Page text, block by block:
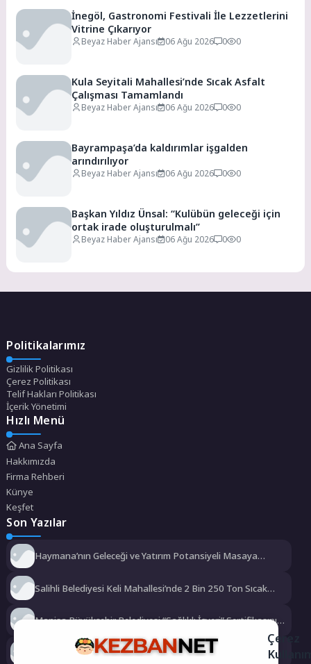
İnegöl, Gastronomi Festivali İle Lezzetlerini
Vitrine Çıkarıyor
Beyaz Haber Ajansı 06 Ağu 2026 0 0
Kula Seyitali Mahallesi’nde Sıcak Asfalt
Çalışması Tamamlandı
Beyaz Haber Ajansı 06 Ağu 2026 0 0
Bayrampaşa’da kaldırımlar işgalden
arındırılıyor
Beyaz Haber Ajansı 06 Ağu 2026 0 0
Başkan Yıldız Ünsal: “Kulübün geleceği için
ortak irade oluşturulmalı”
Beyaz Haber Ajansı 06 Ağu 2026 0 0
Politikalarımız
Gizlilik Politikası
Çerez Politikası
Telif Hakları Politikası
İçerik Yönetimi
Hızlı Menü
Ana Sayfa
Hakkımızda
Firma Rehberi
Künye
Keşfet
Son Yazılar
Haymana’nın Geleceği ve Yatırım Potansiyeli Masaya
Salihli Belediyesi Keli Mahallesi’nde 2 Bin 250 Ton Sıcak
Manisa Büyükşehir Belediyesi “Sağlıklı İşyeri” Sertifikasını
Büyükşehir’den Darıca’ya modern ulaşım yatırımı
Çerez